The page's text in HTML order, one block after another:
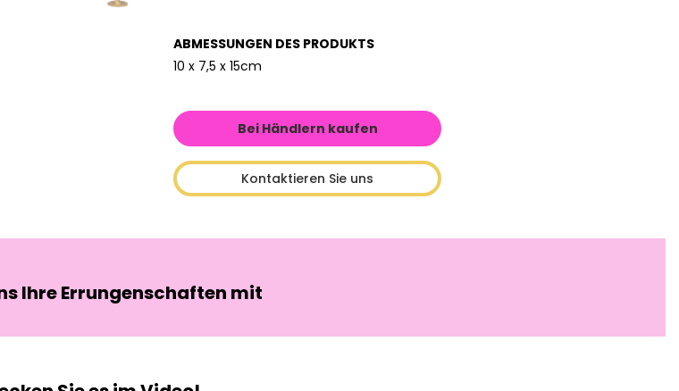
ABMESSUNGEN DES PRODUKTS
10 x 7,5 x 15cm
Bei Händlern kaufen
Kontaktieren Sie uns
Ihre Errungenschaften mit